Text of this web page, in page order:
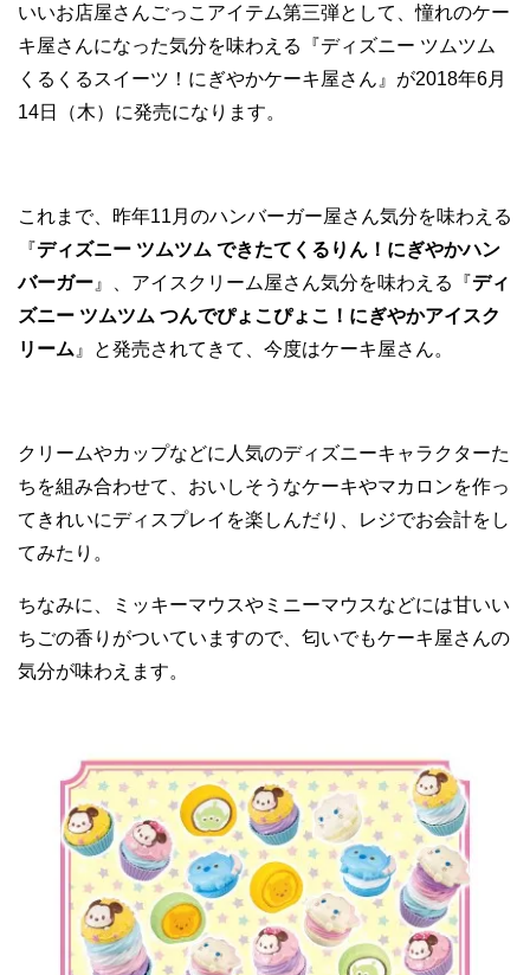
いいお店屋さんごっこアイテム第三弾として、憧れのケー
キ屋さんになった気分を味わえる『ディズニー ツムツム
くるくるスイーツ！にぎやかケーキ屋さん』が2018年6月
14日（木）に発売になります。
これまで、昨年11月のハンバーガー屋さん気分を味わえる
『ディズニー ツムツム できたてくるりん！にぎやかハン
バーガー 』、アイスクリーム屋さん気分を味わえる『ディ
ズニー ツムツム つんでぴょこぴょこ！にぎやかアイスク
リーム 』と発売されてきて、今度はケーキ屋さん。
クリームやカップなどに人気のディズニーキャラクターた
ちを組み合わせて、おいしそうなケーキやマカロンを作っ
てきれいにディスプレイを楽しんだり、レジでお会計をし
てみたり。
ちなみに、ミッキーマウスやミニーマウスなどには甘いい
ちごの香りがついていますので、匂いでもケーキ屋さんの
気分が味わえます。